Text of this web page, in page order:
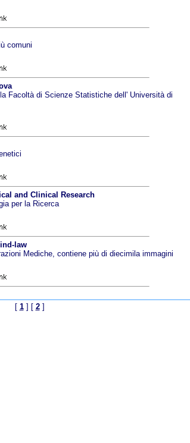
comuni
Facoltà di Scienze Statistiche dell' Università di
and Clinical Research
per la Ricerca
law
Mediche, contiene più di diecimila immagini
[ 1] [ 2]